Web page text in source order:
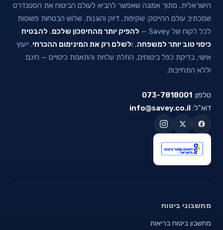
הישראלית, מתוך אמונה שאפשר להביא לעולם הביטוח את הסטנדרט
שמכתיב עולם ההייטק: שקיפות, דיוק והוגנות. שלוש הבטחות פשוטות
לכל לקוח של Savey —
להפיק יותר מהחיסכון שלכם, להבטיח
כיסוי טוב יותר למשפחה, ולשלם רק את המינימום ההכרחי. ייעוץ
אישי, בדיקת כפל ביטוחים, הוזלת עלויות והתאמת כיסויים — חינם
וללא התחייבות.
טלפון: 073-7818001
דוא"ל: info@savey.co.il
מחשבוני ביטוח
מחשבון ביטוח בריאות